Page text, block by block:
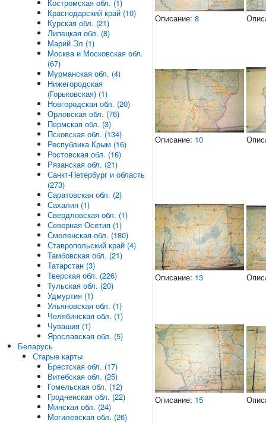
Описание:8
Описание: 10
Описание: 13
Описание: 15
Костромская обл. (1)
Краснодарский край (10)
Курская обл. (21)
Липецкая обл. (8)
Марий Эл (1)
Москва и Московская обл.
(67)
Мурманская обл. (4)
Нижегородская
(Горьковская) (1)
Новгородская обл. (20)
Орловская обл. (76)
Пермская обл. (3)
Псковская обл. (134)
Республика Крым (16)
Ростовская обл. (16)
Рязанская обл. (21)
Санкт-Петербург и область
(273)
Саратовская обл. (2)
Сахалин (1)
Свердловская обл. (1)
Северная Осетия (1)
Смоленская обл. (180)
Ставропольский край (4)
Тамбовская обл. (21)
Татарстан (3)
Тверская обл. (226)
Тульская обл. (20)
Удмуртия (1)
Ульяновская обл. (1)
Челябинская обл. (1)
Чувашия (1)
Ярославская обл. (5)
Беларусь
Старые карты
Брестская обл. (17)
Витебская обл. (25)
Гомельская обл. (12)
Гродненская обл. (22)
Минская обл. (24)
Могилевская обл. (26)